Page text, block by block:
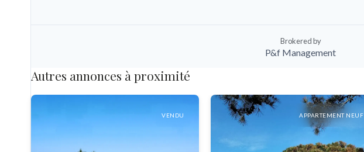
Brokered by
P&f Management
Autres annonces à proximité
VENDU APPARTEMENT NEUF